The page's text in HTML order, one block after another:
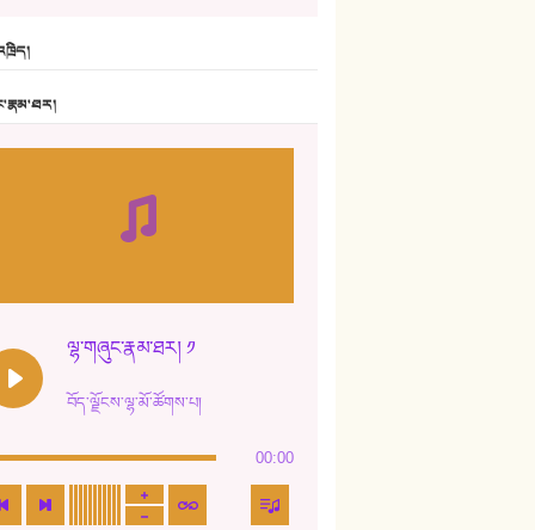
ཆོལ་གསུམ་བྲོ་གཞས། - སྒྲོན་གསལ།
13. ཆུང་འདྲིས། - ཟླ་སྒྲོན།
ཤམ་པ་ལ་ཡི་སྲས་མོ།
ལྷ་གཞུང་རྣམ་ཐར། ༡
བོད་ལྗོངས་ལྷ་མོ་ཚོགས་པ།
00:00